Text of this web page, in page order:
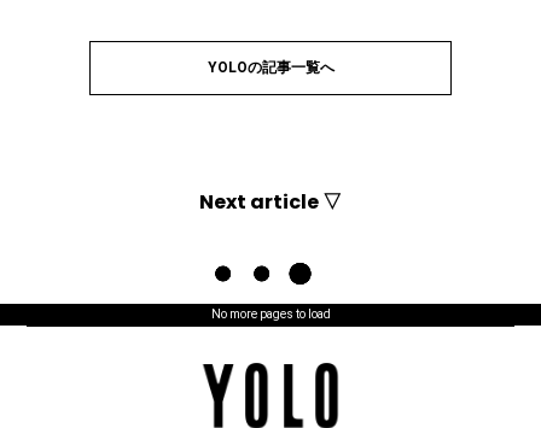
YOLOの記事一覧へ
Next article ▽
No more pages to load